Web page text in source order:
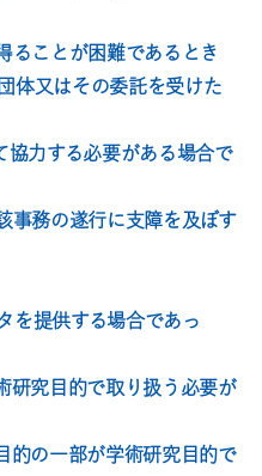
ることが困難であるとき
体又はその委託を受けた
協力する必要がある場合で
事務の遂行に支障を及ぼす
を提供する場合であっ
研究目的で取り扱う必要が
的の一部が学術研究目的で